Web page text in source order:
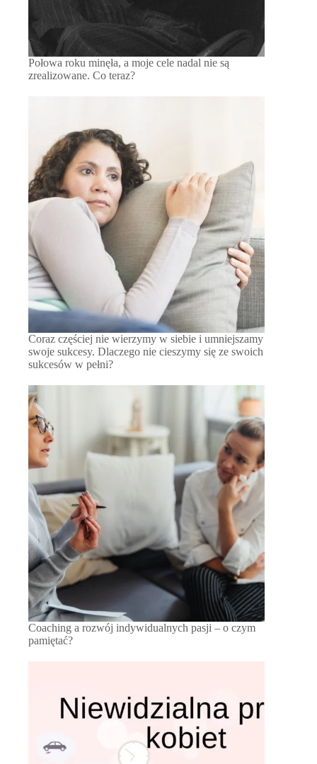
Połowa roku minęła, a moje cele nadal nie są
zrealizowane. Co teraz?
Coraz częściej nie wierzymy w siebie i umniejszamy
swoje sukcesy. Dlaczego nie cieszymy się ze swoich
sukcesów w pełni?
Coaching a rozwój indywidualnych pasji – o czym
pamiętać?